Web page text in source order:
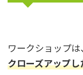
ワークショップは、
クローズアップし